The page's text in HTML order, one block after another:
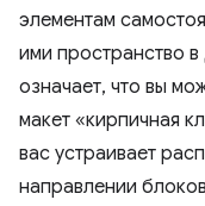
элементам
ими пространство
означает, что вы
макет «кирпичная
вас устраивает
направлении